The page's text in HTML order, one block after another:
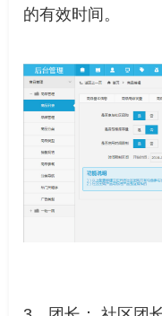
的有效时间。